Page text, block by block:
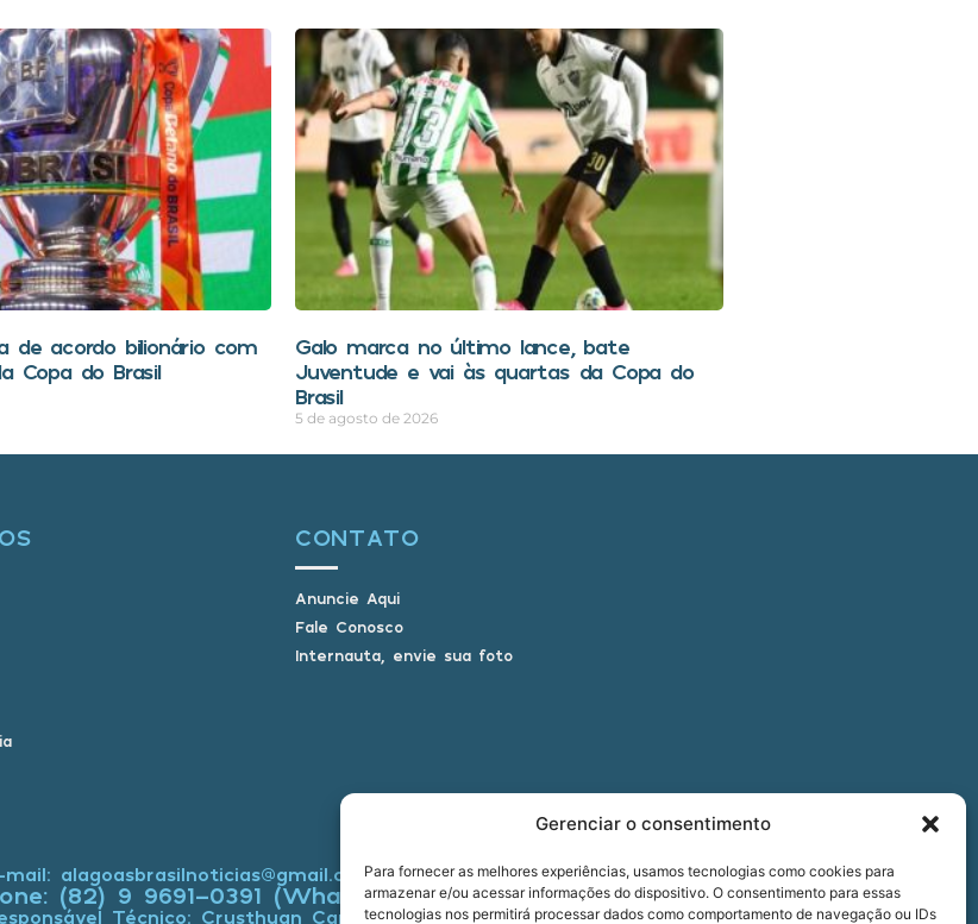
Gerenciar o consentimento
Para fornecer as melhores experiências, usamos tecnologias como cookies para
armazenar e/ou acessar informações do dispositivo. O consentimento para essas
tecnologias nos permitirá processar dados como comportamento de navegação ou IDs
de acordo bilionário com
Copa do Brasil
Galo marca no último lance, bate
Juventude e vai às quartas da Copa do
Brasil
5 de agosto de 2026
CONTATO
Anuncie Aqui
Fale Conosco
Internauta, envie sua foto
mail: alagoasbrasilnoticias@gmail.com
(82) 9 9691-0391 (Whatsapp)
Técnico: Crysthyan Carlos